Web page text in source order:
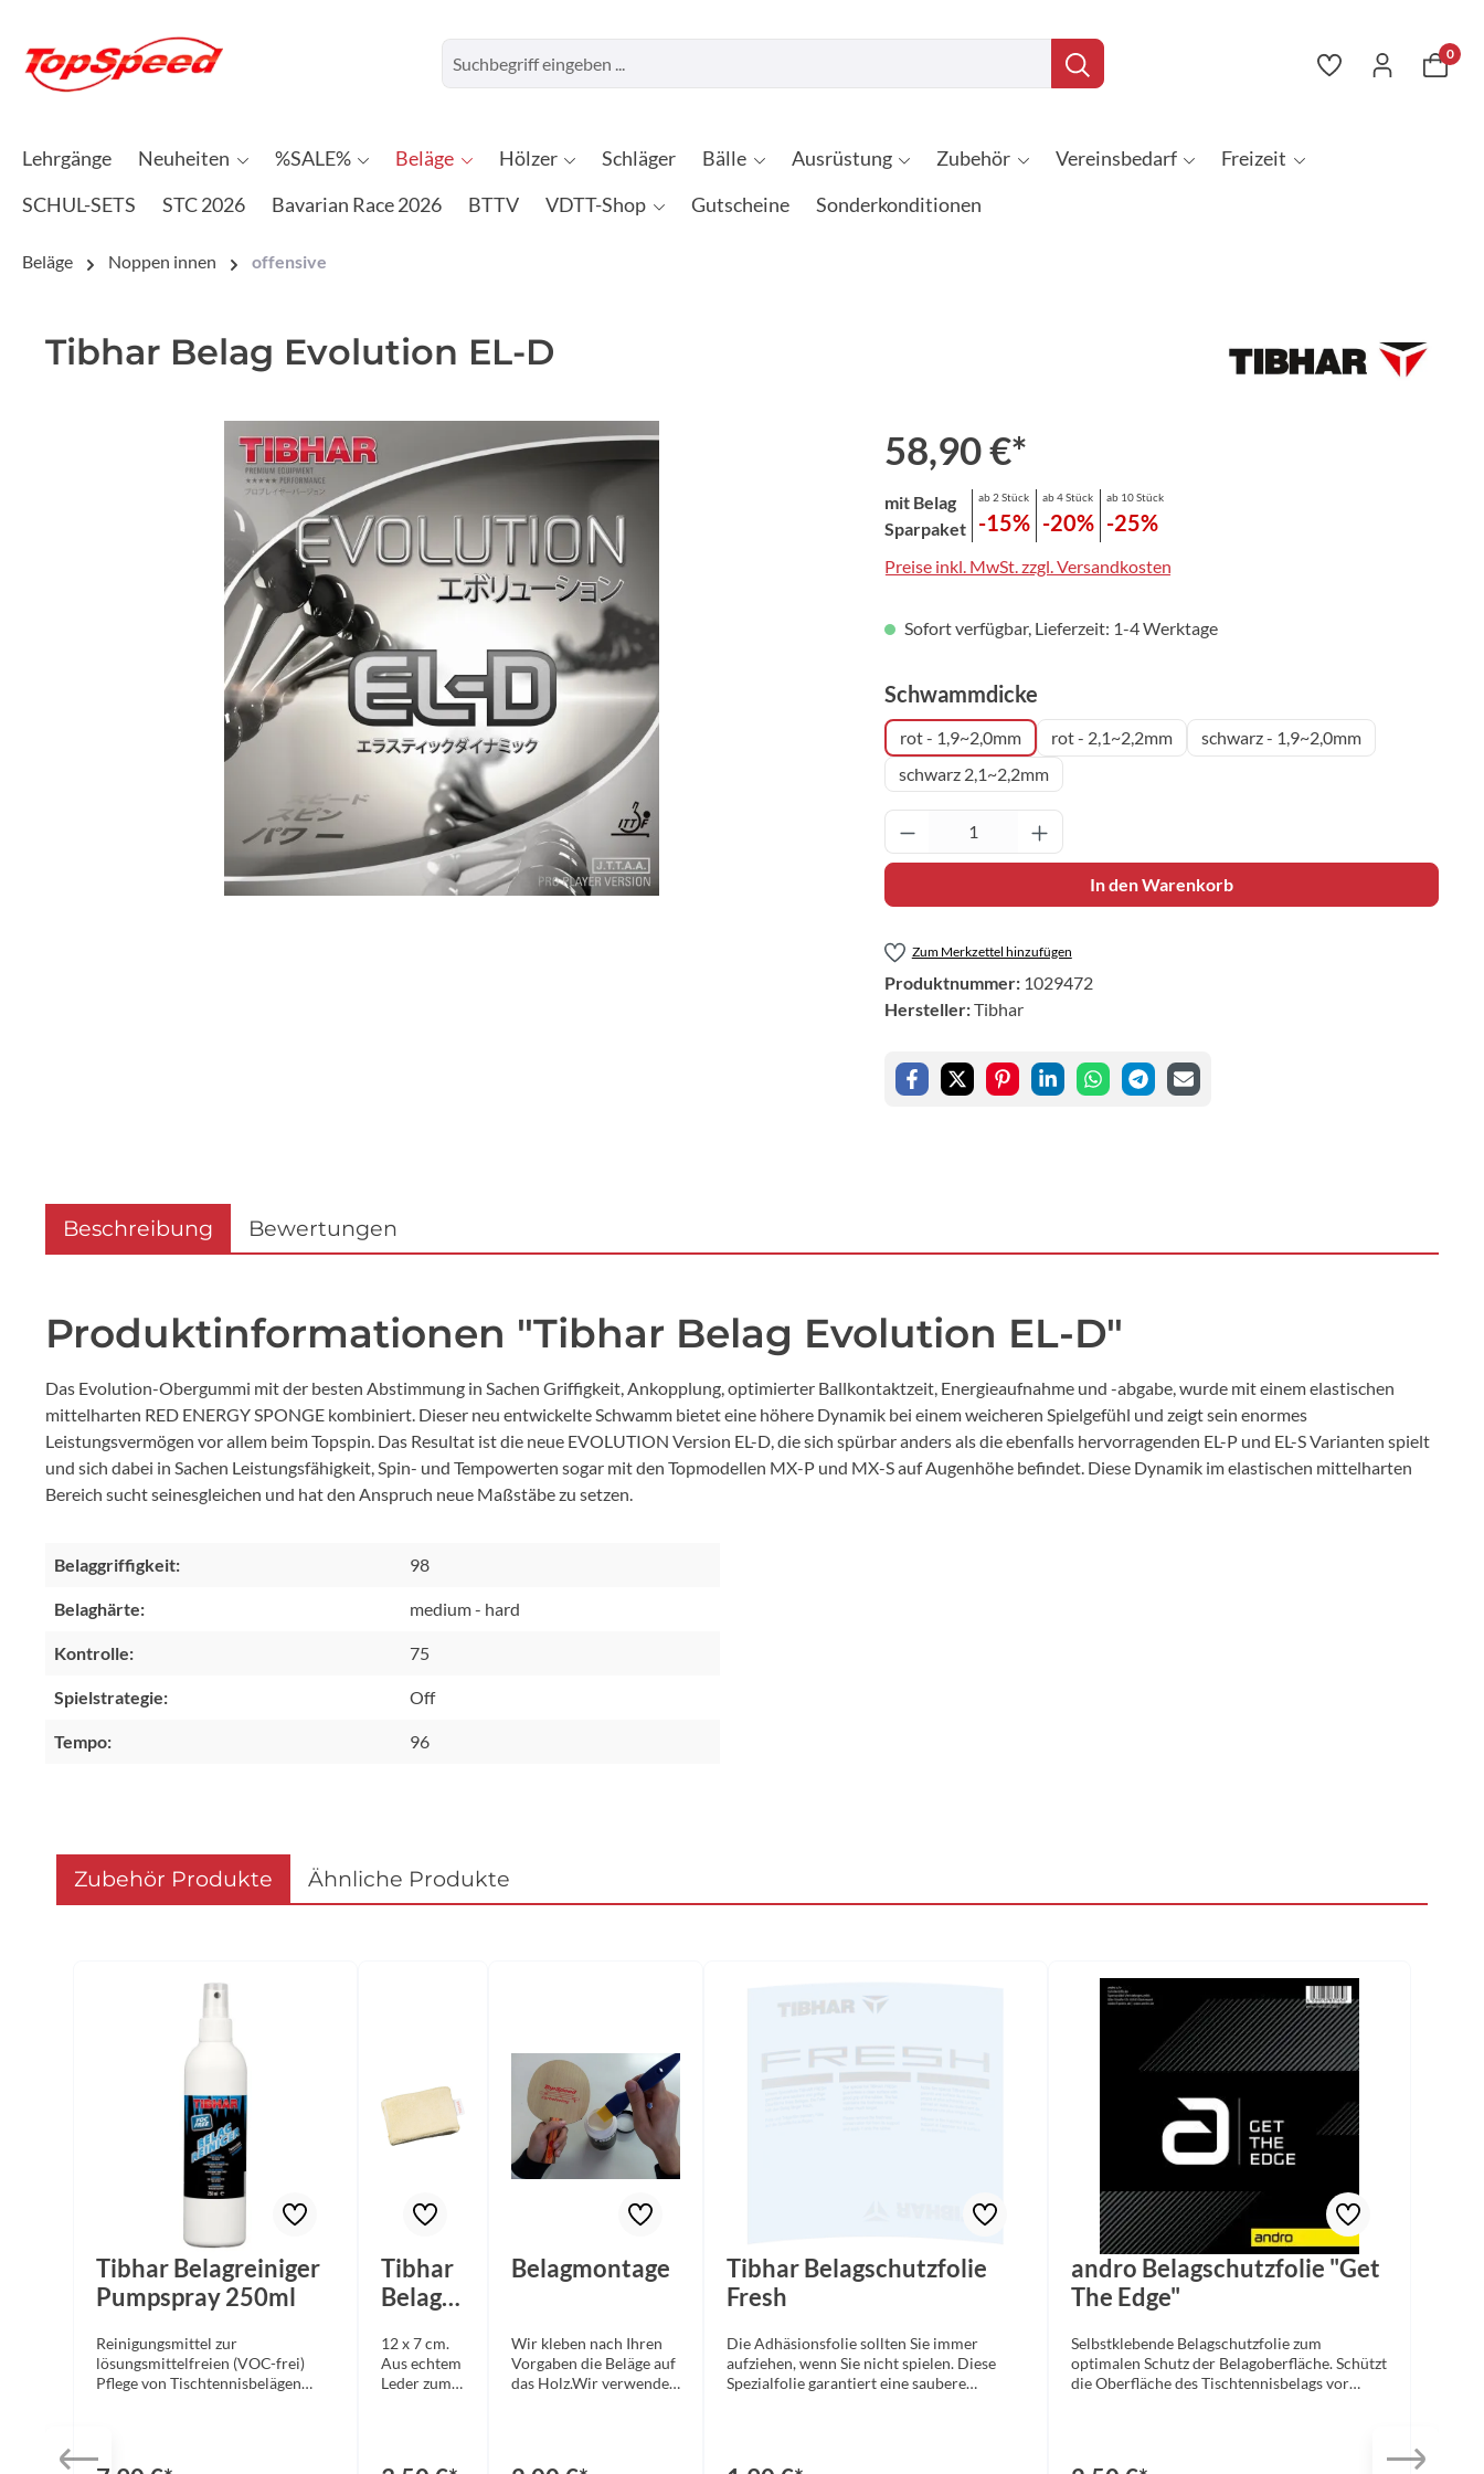
0
Lehrgänge Neuheiten %SALE% Beläge Hölzer Schläger Bälle Ausrüstung Zubehör Vereinsbedarf
Freizeit
SCHUL-SETS
STC 2026 Bavarian Race 2026 BTTV VDTT-Shop Gutscheine Sonderkonditionen
Beläge Noppen innen offensive
Tibhar Belag Evolution EL-D
Bildergalerie überspringen 58,90 €*
mit Belag
Sparpaket
ab 2 Stück
-15%
ab 4 Stück
-20%
ab 10 Stück
-25%
Preise inkl. MwSt. zzgl. Versandkosten
Sofort verfügbar, Lieferzeit: 1-4 Werktage
Schwammdickeauswählen
rot - 1,9~2,0mm rot - 2,1~2,2mm
schwarz - 1,9~2,0mm
schwarz 2,1~2,2mm
Produkt Anzahl: Gib den gewünschten Wert ein
In den Warenkorb
Zum Merkzettel hinzufügen
Produktnummer: 1029472
Hersteller:Tibhar
Beschreibung Bewertungen
Produktinformationen "Tibhar Belag Evolution EL-D"
Das Evolution-Obergummi mit der besten Abstimmung in Sachen Griffigkeit, Ankopplung, optimierter Ballkontaktzeit, Energieaufnahme und -abgabe, wurde mit einem elastischen
mittelharten RED ENERGY SPONGE kombiniert. Dieser neu entwickelte Schwamm bietet eine höhere Dynamik bei einem weicheren Spielgefühl und zeigt sein enormes
Leistungsvermögen vor allem beim Topspin. Das Resultat ist die neue EVOLUTION Version EL-D, die sich spürbar anders als die ebenfalls hervorragenden EL-P und EL-S Varianten spielt
und sich dabei in Sachen Leistungsfähigkeit, Spin- und Tempowerten sogar mit den Topmodellen MX-P und MX-S auf Augenhöhe befindet. Diese Dynamik im elastischen mittelharten
Bereich sucht seinesgleichen und hat den Anspruch neue Maßstäbe zu setzen.
Belaggriffigkeit: 98
Belaghärte: medium - hard
Kontrolle: 75
Spielstrategie: Off
Tempo: 96
Zubehör Produkte Ähnliche Produkte
Tibhar Belagreiniger
Pumpspray 250ml
Reinigungsmittel zur
lösungsmittelfreien (VOC-frei)
Pflege von Tischtennisbelägen
dem praktischen Pumpspray lässt
Tibhar
Belagre
sschwa
mm
12 x 7 cm.
Aus echtem
Leder zum
Belagmontage
Wir kleben nach Ihren
Vorgaben die Beläge auf
das Holz.Wir verwenden
Tibhar Belagschutzfolie
Fresh
Die Adhäsionsfolie sollten Sie immer
aufziehen, wenn Sie nicht spielen. Diese
Spezialfolie garantiert eine saubere
andro Belagschutzfolie "Get
The Edge"
Selbstklebende Belagschutzfolie zum
optimalen Schutz der Belagoberfläche. Schützt
die Oberfläche des Tischtennisbelags vor